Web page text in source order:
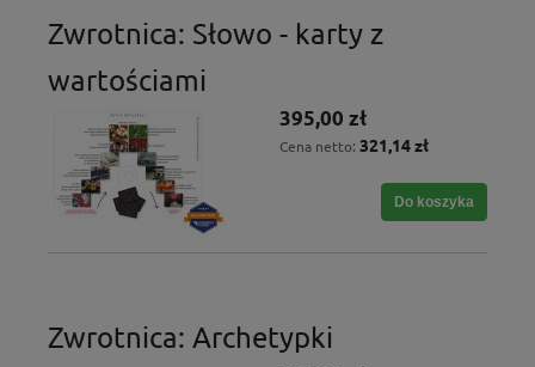
Zwrotnica: Słowo - karty z
wartościami
395,00 zł
Cena netto: 321,14 zł
Do koszyka
Zwrotnica: Archetypki